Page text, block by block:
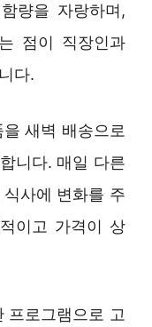
량을 자랑하며,
점이 직장인과
다.
새벽 배송으로
니다. 매일 다른
사에 변화를 주
이고 가격이 상
프로그램으로 고